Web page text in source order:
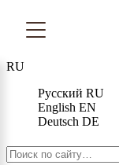
RU
Русский RU
English EN
Deutsch DE